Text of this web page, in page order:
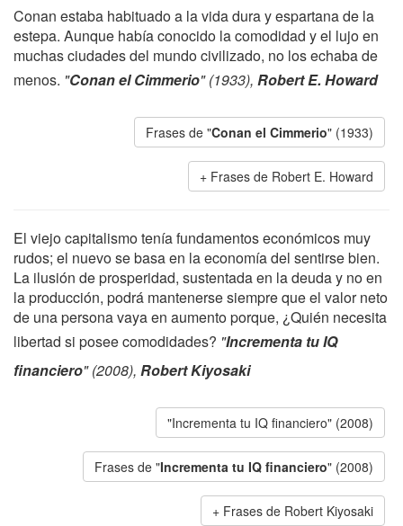
Conan estaba habituado a la vida dura y espartana de la
estepa. Aunque había conocido la comodidad y el lujo en
muchas ciudades del mundo civilizado, no los echaba de
menos. "Conan el Cimmerio" (1933), Robert E. Howard
Frases de "Conan el Cimmerio" (1933)
Frases de Robert E. Howard
El viejo capitalismo tenía fundamentos económicos muy
rudos; el nuevo se basa en la economía del sentirse bien.
La ilusión de prosperidad, sustentada en la deuda y no en
la producción, podrá mantenerse siempre que el valor neto
de una persona vaya en aumento porque, ¿Quién necesita
libertad si posee comodidades? "Incrementa tu IQ
financiero" (2008), Robert Kiyosaki
"Incrementa tu IQ financiero" (2008)
Frases de "Incrementa tu IQ financiero" (2008)
Frases de Robert Kiyosaki